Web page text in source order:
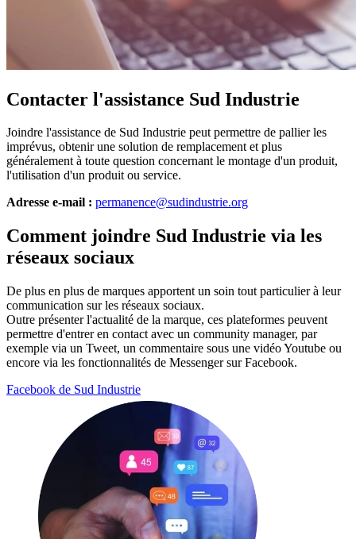
Contacter l'assistance Sud Industrie
Joindre l'assistance de Sud Industrie peut permettre de pallier les
imprévus, obtenir une solution de remplacement et plus
généralement à toute question concernant le montage d'un produit,
l'utilisation d'un produit ou service.
Adresse e-mail : permanence@sudindustrie.org
Comment joindre Sud Industrie via les
réseaux sociaux
De plus en plus de marques apportent un soin tout particulier à leur
communication sur les réseaux sociaux.
Outre présenter l'actualité de la marque, ces plateformes peuvent
permettre d'entrer en contact avec un community manager, par
exemple via un Tweet, un commentaire sous une vidéo Youtube ou
encore via les fonctionnalités de Messenger sur Facebook.
Facebook de Sud Industrie